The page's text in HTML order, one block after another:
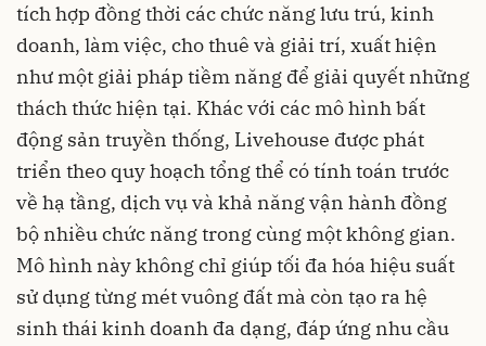
tích hợp đồng thời các chức năng lưu trú, kinh
doanh, làm việc, cho thuê và giải trí, xuất hiện
như một giải pháp tiềm năng để giải quyết những
thách thức hiện tại. Khác với các mô hình bất
động sản truyền thống, Livehouse được phát
triển theo quy hoạch tổng thể có tính toán trước
về hạ tầng, dịch vụ và khả năng vận hành đồng
bộ nhiều chức năng trong cùng một không gian.
Mô hình này không chỉ giúp tối đa hóa hiệu suất
sử dụng từng mét vuông đất mà còn tạo ra hệ
sinh thái kinh doanh đa dạng, đáp ứng nhu cầu